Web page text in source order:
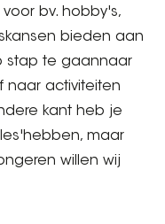
bv. hobby's,
bieden aan
stap te gaannaar
naar activiteiten
kant heb je
maar
willen wij